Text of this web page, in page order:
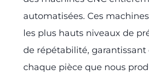
automatisées. Ces
les plus hauts niveaux de
de répétabilité, garantissant
chaque pièce que nous